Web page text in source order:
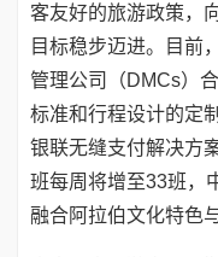
客友好的旅游政策，
目标稳步迈进。目前
管理公司（DMCs）
标准和行程设计的定
银联无缝支付解决方
班每周将增至33班，
融合阿拉伯文化特色